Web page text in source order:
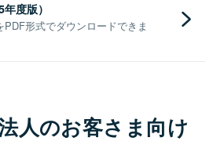
度版）
形式でダウンロードできま
人のお客さま向け